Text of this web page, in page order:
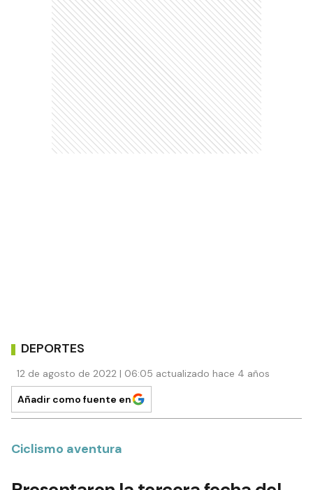
Comentarios
Debésiniciar sesiónpara poder comentar